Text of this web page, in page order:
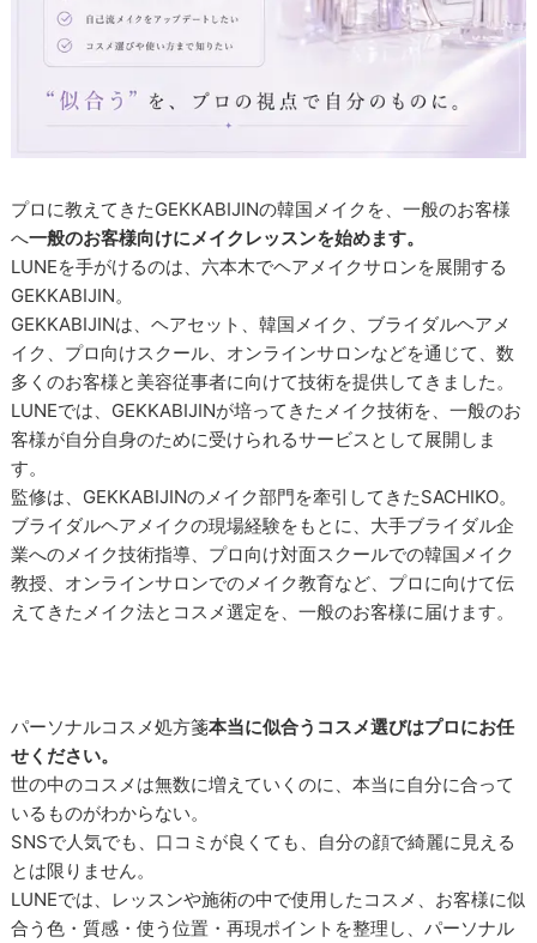
プロに教えてきたGEKKABIJINの韓国メイクを、一般のお客様
へ一般のお客様向けにメイクレッスンを始めます。
LUNEを手がけるのは、六本木でヘアメイクサロンを展開する
GEKKABIJIN。
GEKKABIJINは、ヘアセット、韓国メイク、ブライダルヘアメ
イク、プロ向けスクール、オンラインサロンなどを通じて、数
多くのお客様と美容従事者に向けて技術を提供してきました。
LUNEでは、GEKKABIJINが培ってきたメイク技術を、一般のお
客様が自分自身のために受けられるサービスとして展開しま
す。
監修は、GEKKABIJINのメイク部門を牽引してきたSACHIKO。
ブライダルヘアメイクの現場経験をもとに、大手ブライダル企
業へのメイク技術指導、プロ向け対面スクールでの韓国メイク
教授、オンラインサロンでのメイク教育など、プロに向けて伝
えてきたメイク法とコスメ選定を、一般のお客様に届けます。
パーソナルコスメ処方箋本当に似合うコスメ選びはプロにお任
せください。
世の中のコスメは無数に増えていくのに、本当に自分に合って
いるものがわからない。
SNSで人気でも、口コミが良くても、自分の顔で綺麗に見える
とは限りません。
LUNEでは、レッスンや施術の中で使用したコスメ、お客様に似
合う色・質感・使う位置・再現ポイントを整理し、パーソナル